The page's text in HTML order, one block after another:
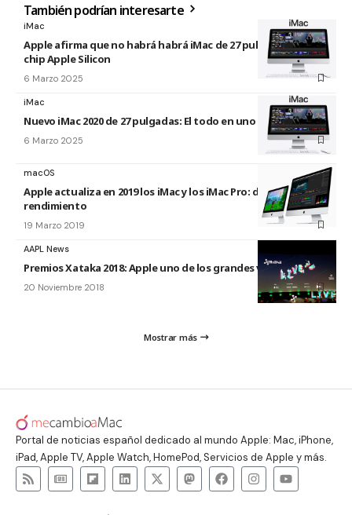
También podrían interesarte
iMac
Apple afirma que no habrá habrá iMac de 27 pulgadas con
chip Apple Silicon
6 Marzo 2025
iMac
Nuevo iMac 2020 de 27 pulgadas: El todo en uno para todo
6 Marzo 2025
macOS
Apple actualiza en 2019 los iMac y los iMac Pro: duplica el
rendimiento
19 Marzo 2019
AAPL News
Premios Xataka 2018: Apple uno de los grandes vencedores
20 Noviembre 2018
Mostrar más
Portal de noticias español dedicado al mundo Apple: Mac, iPhone,
iPad, Apple TV, Apple Watch, HomePod, Servicios de Apple y más.